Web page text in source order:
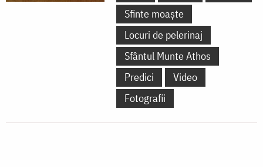
Sfinte moaște
Locuri de pelerinaj
Sfântul Munte Athos
Predici
Video
Fotografii